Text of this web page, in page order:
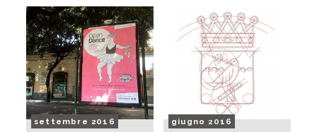
settembre 2016 giugno 2016